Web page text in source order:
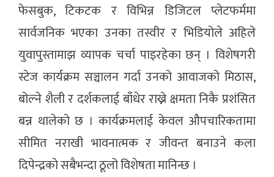
फेसबुक, टिकटक र विभिन्न डिजिटल प्लेटफर्ममा
सार्वजनिक भएका उनका तस्वीर र भिडियोले अहिले
युवापुस्तामाझ व्यापक चर्चा पाइरहेका छन् । विशेषगरी
स्टेज कार्यक्रम सञ्चालन गर्दा उनको आवाजको मिठास,
बोल्ने शैली र दर्शकलाई बाँधेर राख्ने क्षमता निकै प्रशंसित
बन्न थालेको छ । कार्यक्रमलाई केवल औपचारिकतामा
सीमित नराखी भावनात्मक र जीवन्त बनाउने कला
दिपेन्द्रको सबैभन्दा ठूलो विशेषता मानिन्छ ।